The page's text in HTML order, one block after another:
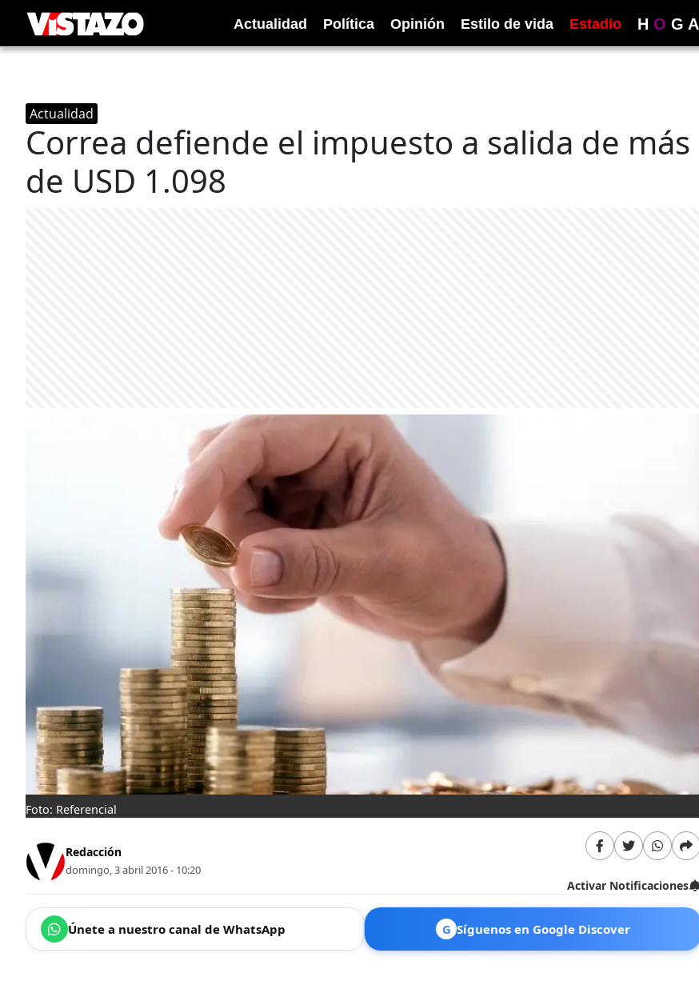
Actualidad Política Opinión Estilo de vida Estadio H O G A
Actualidad
Correa defiende el impuesto a salida de más
de USD 1.098
Foto: Referencial
Redacción
domingo, 3 abril 2016 - 10:20
Activar Notificaciones
Únete a nuestro canal de WhatsApp G Síguenos en Google Discover